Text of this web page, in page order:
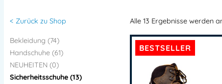
< Zurück zu Shop
Bekleidung (74)
Handschuhe (61)
NEUHEITEN (0)
Sicherheitsschuhe (13)
Alle 13 Ergebnisse werden
BESTSELLER